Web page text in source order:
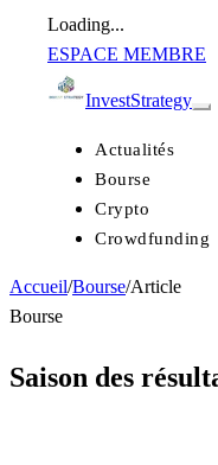
Loading...
ESPACE MEMBRE
InvestStrategy
Actualités
Bourse
Crypto
Crowdfunding
Accueil/Bourse/Article
Bourse
Saison des